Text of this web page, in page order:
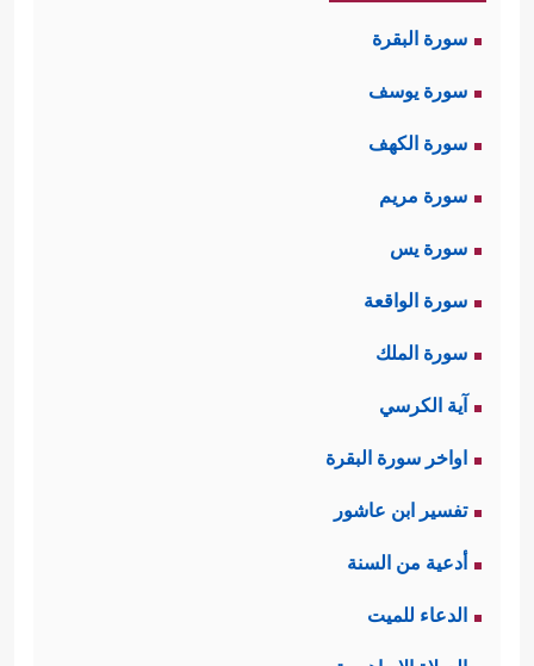
سورة البقرة
سورة يوسف
سورة الكهف
سورة مريم
سورة يس
سورة الواقعة
سورة الملك
آية الكرسي
اواخر سورة البقرة
تفسير ابن عاشور
أدعية من السنة
الدعاء للميت